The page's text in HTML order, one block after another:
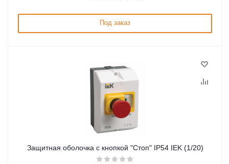
Под заказ
Защитная оболочка с кнопкой "Стоп" IP54 IEK (1/20)